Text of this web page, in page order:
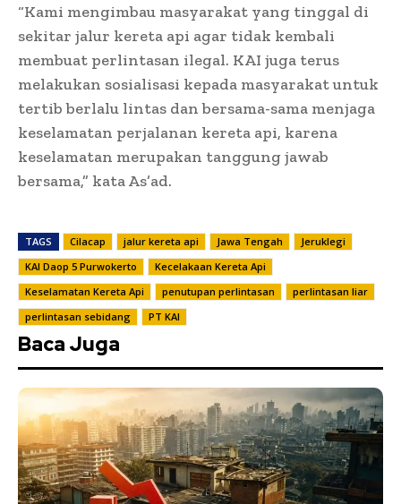
“Kami mengimbau masyarakat yang tinggal di
sekitar jalur kereta api agar tidak kembali
membuat perlintasan ilegal. KAI juga terus
melakukan sosialisasi kepada masyarakat untuk
tertib berlalu lintas dan bersama-sama menjaga
keselamatan perjalanan kereta api, karena
keselamatan merupakan tanggung jawab
bersama,” kata As’ad.
TAGS Cilacap jalur kereta api Jawa Tengah
Jeruklegi
KAI Daop 5 Purwokerto
Kecelakaan Kereta Api
Keselamatan Kereta Api
penutupan perlintasan
perlintasan liar
perlintasan sebidang
PT KAI
Baca Juga